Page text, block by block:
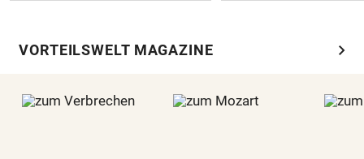
VORTEILSWELT MAGAZINE chevron_right